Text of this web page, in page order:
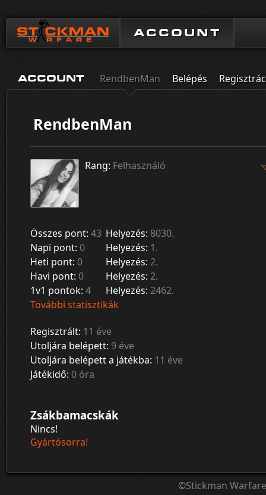
ACCOUNT
ACCOUNT RendbenMan Belépés
RendbenMan
Rang: Felhasználó
Összes pont: 43 Helyezés: 8030.
Napi pont: 0 Helyezés: 1.
Heti pont: 0 Helyezés: 2.
Havi pont: 0 Helyezés: 2.
1v1 pontok: 4 Helyezés: 2462.
További statisztikák
Regisztrált: 11 éve
Utoljára belépett: 9 éve
Utoljára belépett a játékba: 11 éve
Játékidő: 0 óra
Zsákbamacskák
Nincs!
Gyártósorra!
©Stickman Warfare